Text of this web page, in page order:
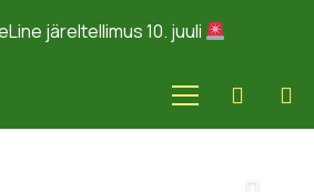
järeltellimus 10. juuli